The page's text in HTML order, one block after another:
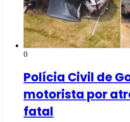
0
Polícia Civil de
motorista por
fatal